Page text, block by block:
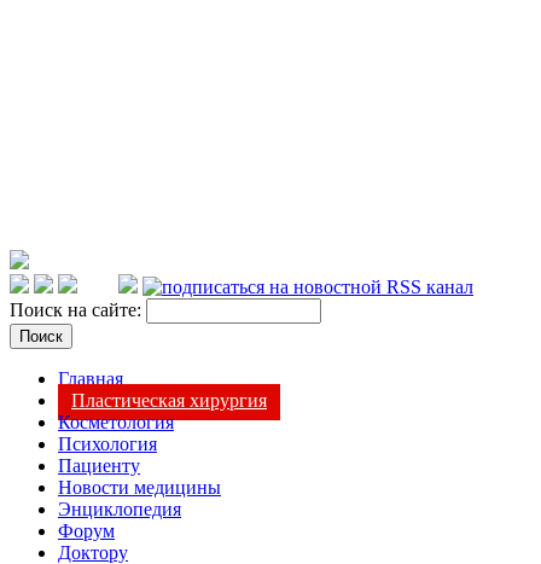
Поиск на сайте:
Главная
Пластическая хирургия
Косметология
Психология
Пациенту
Новости медицины
Энциклопедия
Форум
Доктору